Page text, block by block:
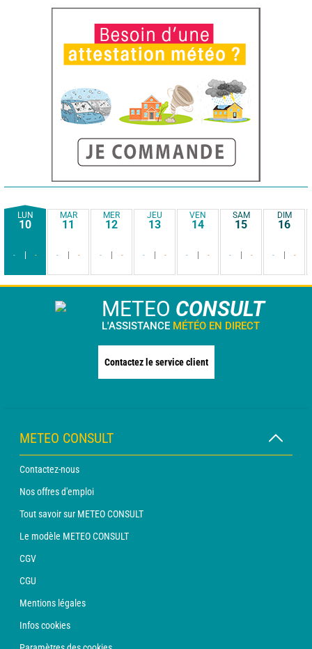
LUN
10
- -
MAR
11
- -
MER
12
- -
JEU
13
- -
VEN
14
- -
SAM
15
- -
DIM
16
- -
METEO CONSULT
L'ASSISTANCE MÉTÉO EN DIRECT
Contactez le service client
METEO CONSULT
Contactez-nous
Nos offres d'emploi
Tout savoir sur METEO CONSULT
Le modèle METEO CONSULT
CGV
CGU
Mentions légales
Infos cookies